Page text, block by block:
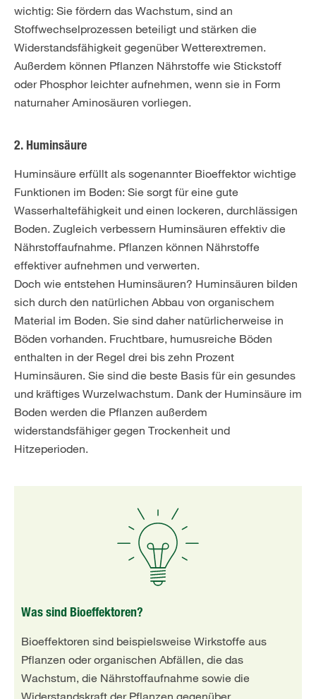
wichtig: Sie fördern das Wachstum, sind an
Stoffwechselprozessen beteiligt und stärken die
Widerstandsfähigkeit gegenüber Wetterextremen.
Außerdem können Pflanzen Nährstoffe wie Stickstoff
oder Phosphor leichter aufnehmen, wenn sie in Form
naturnaher Aminosäuren vorliegen.
2. Huminsäure
Huminsäure erfüllt als sogenannter Bioeffektor wichtige
Funktionen im Boden: Sie sorgt für eine gute
Wasserhaltefähigkeit und einen lockeren, durchlässigen
Boden. Zugleich verbessern Huminsäuren effektiv die
Nährstoffaufnahme. Pflanzen können Nährstoffe
effektiver aufnehmen und verwerten.
Doch wie entstehen Huminsäuren? Huminsäuren bilden
sich durch den natürlichen Abbau von organischem
Material im Boden. Sie sind daher natürlicherweise in
Böden vorhanden. Fruchtbare, humusreiche Böden
enthalten in der Regel drei bis zehn Prozent
Huminsäuren. Sie sind die beste Basis für ein gesundes
und kräftiges Wurzelwachstum. Dank der Huminsäure im
Boden werden die Pflanzen außerdem
widerstandsfähiger gegen Trockenheit und
Hitzeperioden.
Was sind Bioeffektoren?
Bioeffektoren sind beispielsweise Wirkstoffe aus
Pflanzen oder organischen Abfällen, die das
Wachstum, die Nährstoffaufnahme sowie die